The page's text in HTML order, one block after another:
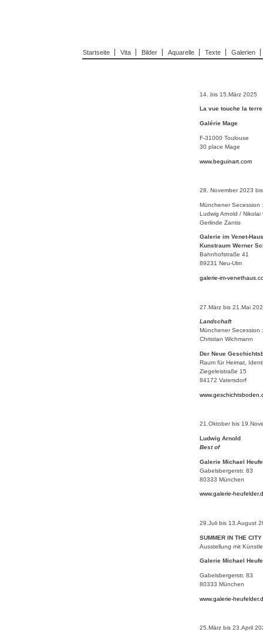
Startseite Vita Bilder Aquarelle Texte Galerien
14. bis 15. März 2025
La vue touche la terre
Galérie Mage
F-31000 Toulouse
30 place Mage
www.beguinart.com
28. November 2023
Münchener Secession :
Ludwig Arnold /
Gerlinde Zantis
Galerie im Venet-Haus
Kunstraum Werner
Bahnhofstraße 41
89231 Neu-Ulm
galerie-im-
27.März bis 21.Mai
Landschaft
Münchener Secession
Christian Wichmann
Der Neue
Raum für Heimat,
Ziegeleistraße 15
84172 Vatersdorf
21.Oktober bis
Ludwig Arnold
Best of
Galerie Michael
Gabelsbergerstr. 83
80333 München
www.galerie-
29.Juli bis 13.August
SUMMER IN THE CITY
Ausstellung mit
Galerie Michael
Gabelsbergerstr. 83
80333 München
www.galerie-
25.März bis 23.April